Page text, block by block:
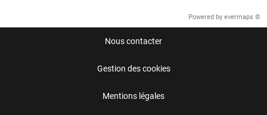
Powered by evermaps ©
Nous contacter
Gestion des cookies
Mentions légales